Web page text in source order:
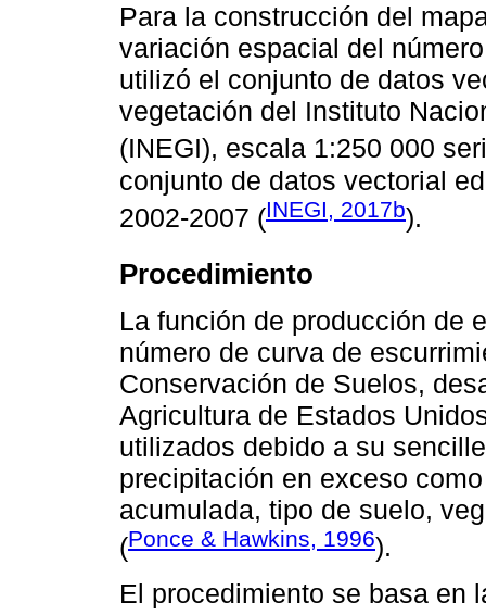
Para la construcción del
variación espacial del
utilizó el conjunto de datos
vegetación del Instituto
(INEGI), escala 1:250 000
conjunto de datos vectorial
2002-2007 (INEGI, 2017b).
Procedimiento
La función de producción de
número de curva de
Conservación de Suelos,
Agricultura de Estados
utilizados debido a su
precipitación en exceso
acumulada, tipo de suelo,
(Ponce & Hawkins, 1996).
El procedimiento se basa en